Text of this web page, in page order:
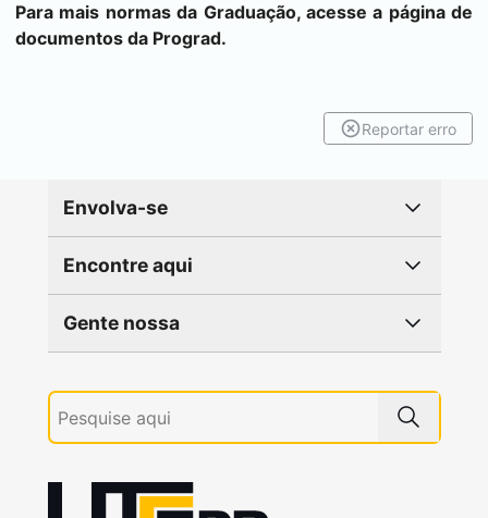
Para mais normas da Graduação, acesse a página de
documentos da Prograd.
Reportar erro
Envolva-se
Encontre aqui
Gente nossa